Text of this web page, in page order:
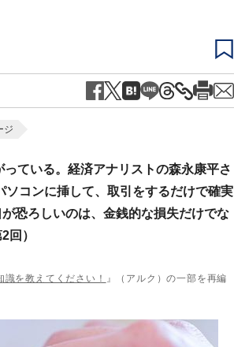
ジ
ている。経済アナリストの森永康平さ
コンに挿して、取引をするだけで確実
恐ろしいのは、金銭的な損失だけでな
回）
を教えてください！ 』（アルク）の一部を再編